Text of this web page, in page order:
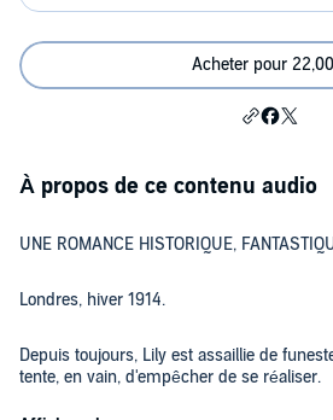
Acheter pour
À propos de ce contenu audio
UNE ROMANCE HISTORIQUE,
Londres, hiver 1914.
Depuis toujours, Lily est assaillie de
tente, en vain, d'empêcher de se réaliser.